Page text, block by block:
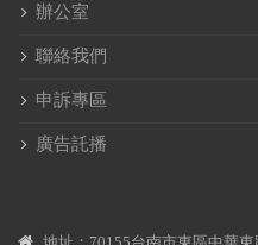
辦公室
聯絡我們
申訴專區
廣告託播